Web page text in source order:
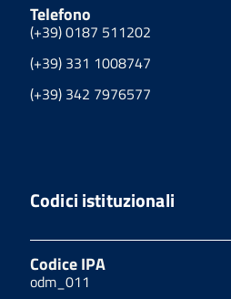
Telefono
(+39) 0187 511202
(+39) 331 1008747
(+39) 342 7976577
Codici istituzionali
Codice IPA
odm_011